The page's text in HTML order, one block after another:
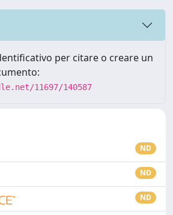
per citare o creare un
11697/140587
ND
ND
ND